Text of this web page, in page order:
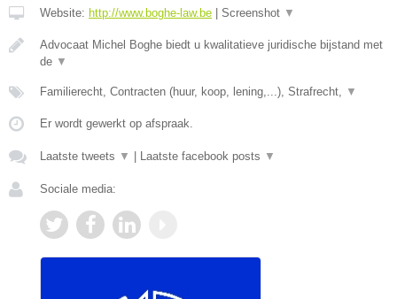
Website: http://www.boghe-law.be | Screenshot ▼
Advocaat Michel Boghe biedt u kwalitatieve juridische bijstand met
de ▼
Familierecht, Contracten (huur, koop, lening,...), Strafrecht, ▼
Er wordt gewerkt op afspraak.
Laatste tweets ▼ | Laatste facebook posts ▼
Sociale media: